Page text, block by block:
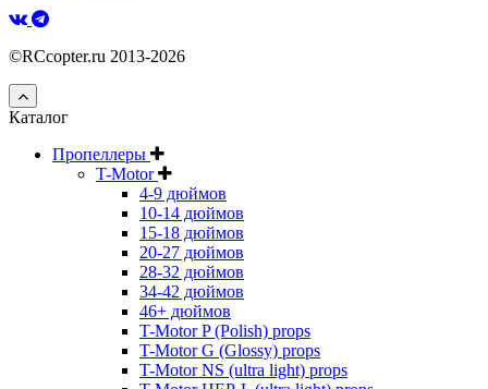
©RCcopter.ru 2013-2026
Каталог
Пропеллеры
T-Motor
4-9 дюймов
10-14 дюймов
15-18 дюймов
20-27 дюймов
28-32 дюймов
34-42 дюймов
46+ дюймов
T-Motor P (Polish) props
T-Motor G (Glossy) props
T-Motor NS (ultra light) props